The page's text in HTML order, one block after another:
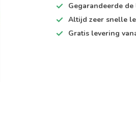
Gegarandeerde de
Altijdzeer snelle
Gratis levering